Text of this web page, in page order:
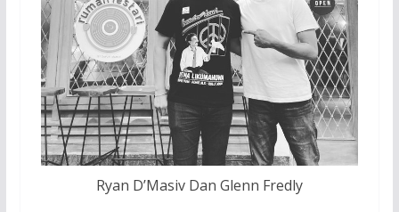
Ryan D’Masiv Dan Glenn Fredly